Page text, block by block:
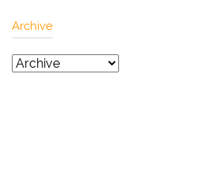
Archive